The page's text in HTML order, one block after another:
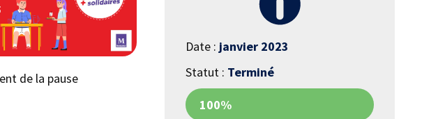
de la pause
Date : janvier 2023
Statut : Terminé
100%